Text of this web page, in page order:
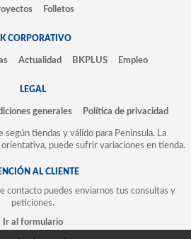
Folletos
CORPORATIVO
Actualidad BKPLUS Empleo
LEGAL
generales Política de privacidad
según tiendas y válido para Península. La
puede sufrir variaciones en tienda.
AL CLIENTE
contacto puedes enviarnos tus consultas y
peticiones.
Ir al formulario